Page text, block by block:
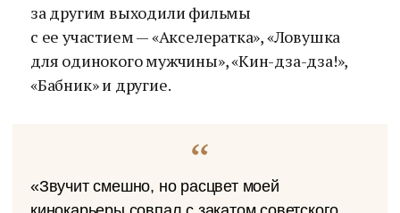
за другим выходили фильмы
с ее участием — «Акселератка», «Ловушка
для одинокого мужчины», «Кин-дза-дза!»,
«Бабник» и другие.
«Звучит смешно, но расцвет моей